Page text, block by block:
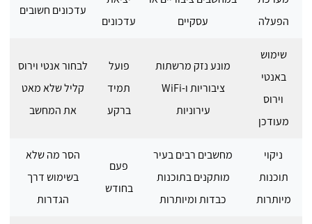
הפעלה
עסקיים
עדכונים
עדכונים חשובים
שימוש
באנטי
וירוס
מעודכן
מונע נזק מרשתות
ציבוריות ו-WiFi
עירוניות
פועל
תמיד
ברקע
לבחור אנטי וירוס
קליל שלא מאט
את המחשב
ניקוי
תוכנות
מיותרות
מחשבים רבים בעיר
מותקנים בתוכנות
כבדות ומיותרות
פעם
בחודש
הסר מה שלא
בשימוש דרך
הגדרות